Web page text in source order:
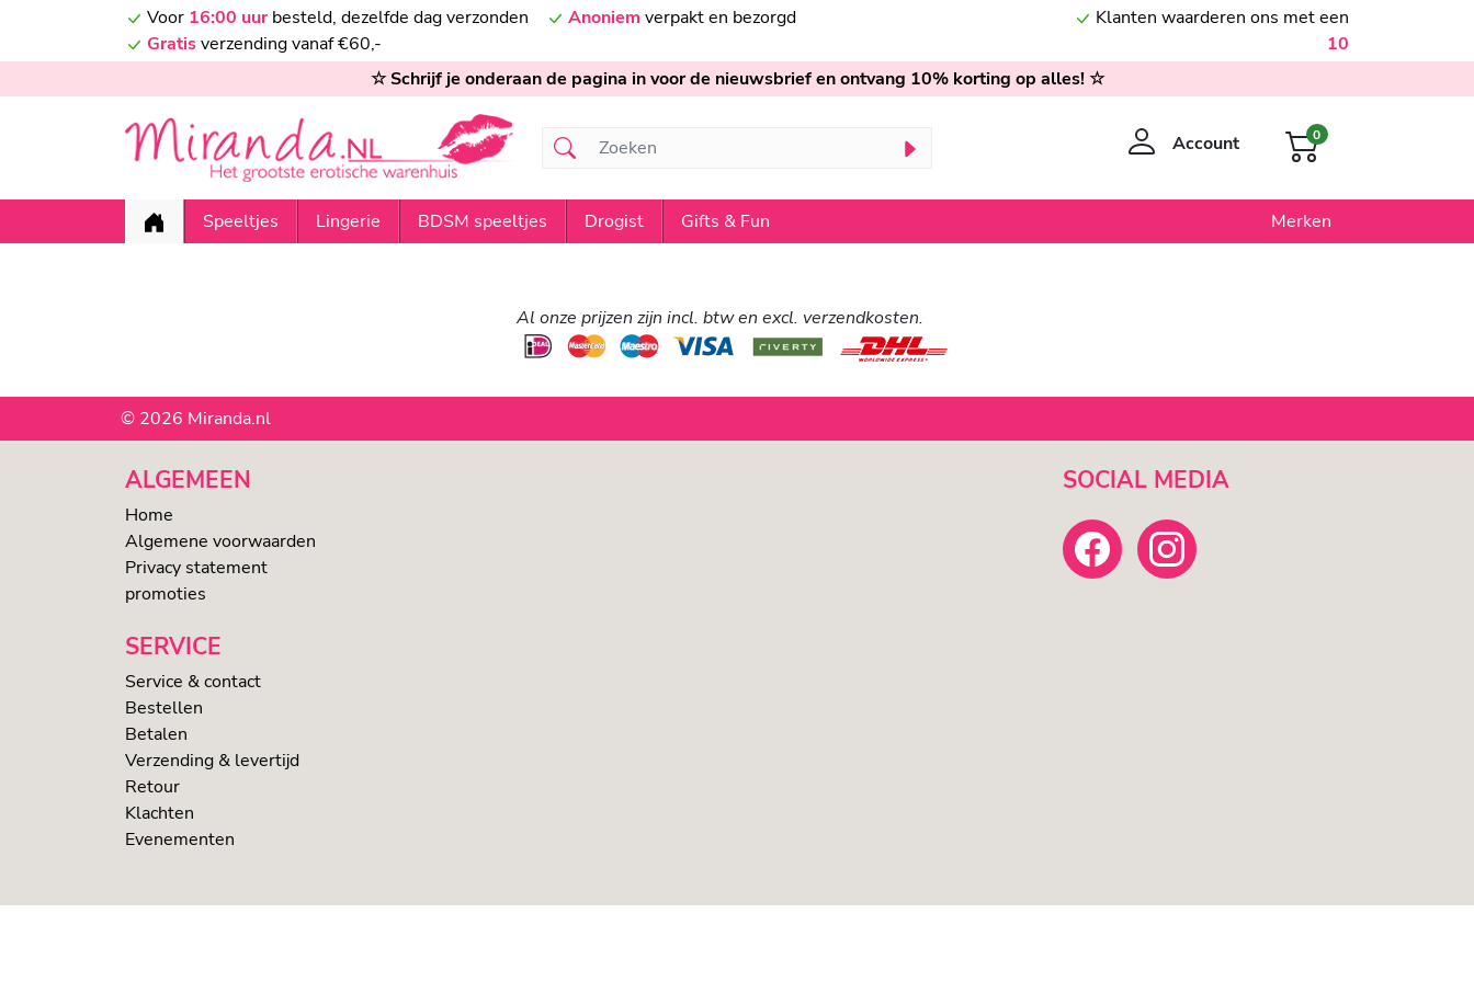
Voor 16:00 uurbesteld, dezelfde dag verzonden Anoniem verpakt en bezorgd
Gratisverzending vanaf €60,-
Klanten waarderen ons met een
10
☆ Schrijf je onderaan de pagina in voor de nieuwsbrief en ontvang 10% korting op alles! ☆
Account 0
Speeltjes Lingerie BDSM speeltjes Drogist Gifts & Fun Merken
Al onze prijzen zijn incl. btw en excl. verzendkosten.
© 2026 Miranda.nl
ALGEMEEN
Home
Algemene voorwaarden
Privacy statement
promoties
SERVICE
Service & contact
Bestellen
Betalen
Verzending & levertijd
Retour
Klachten
Evenementen
SOCIAL MEDIA